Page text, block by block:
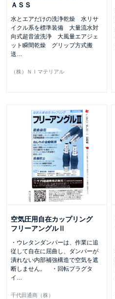
ＡＳＳ
水とエアだけの洗浄乾燥 水リサ
イクル系を標準装備 大量流水対
向式超音波洗浄 大風量エアジェ
ット瞬間乾燥 グリップ方式搬
送…
（株）ＮＩマテリアル
空気圧用自在カップリング
フリーアングルⅡ
・ウレタンダンパーは、作業に追
従して自在に屈曲し、ダンパーが
潰れない内部補強構造で空気を遮
断しません。 ・回転プラグタ
イ …
千代田通商（株）